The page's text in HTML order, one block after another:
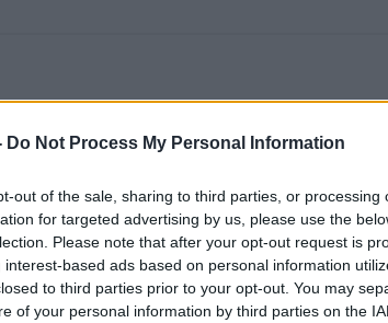
Do Not Process My Personal Information
out of the sale, sharing to third parties, or processing
for targeted advertising by us, please use the
Please note that after your opt-out request is
interest-based ads based on personal information
to third parties prior to your opt-out. You may
of your personal information by third parties on the